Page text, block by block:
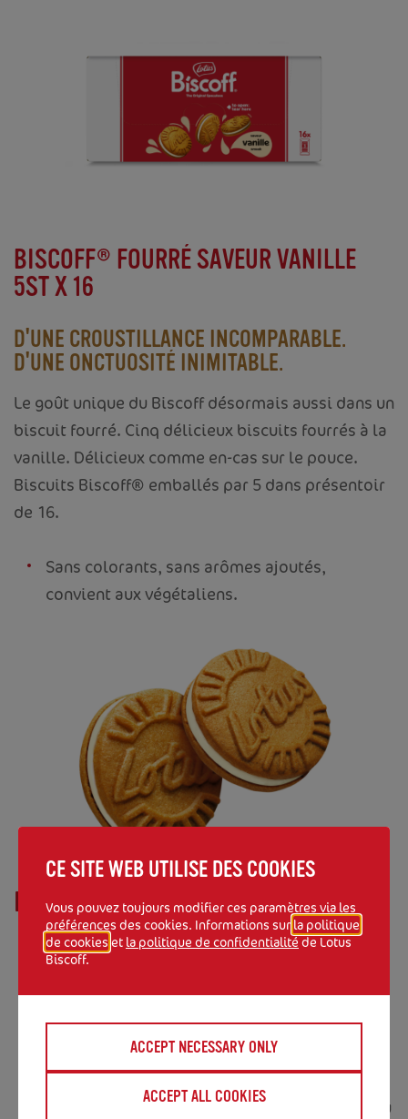
PRÉCÉDENT
SUIVANT
BISCOFF® FOURRÉ SAVEUR VANILLE
5ST X 16
D'UNE CROUSTILLANCE INCOMPARABLE.
D'UNE ONCTUOSITÉ INIMITABLE.
Le goût unique du Biscoff désormais aussi dans un
biscuit fourré. Cinq délicieux biscuits fourrés à la
vanille. Délicieux comme en-cas sur le pouce.
Biscuits Biscoff® emballés par 5 dans présentoir
de 16.
Sans colorants, sans arômes ajoutés,
convient aux végétaliens.
INFORMATIONS TECHNIQUES
Durée de conservation: 11 mois
Dimensions: 29.6 x 19.6 x 16.7 cm
Poids: 1.2kg
Conseils de stockage: Conserver au frais et au
CE SITE WEB UTILISE DES COOKIES
Vous pouvez toujours modifier ces paramètres via les
préférences des cookies. Informations sur la politique
de cookies et la politique de confidentialitéde Lotus
Biscoff.
ACCEPT NECESSARY ONLY
ACCEPT ALL COOKIES